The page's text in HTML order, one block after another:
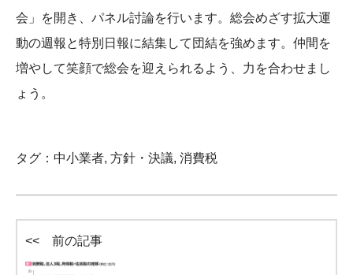
会」を開き、パネル討論を行います。総会めざす拡大運
動の週報と特別日報に結集して団結を強めます。仲間を
増やして笑顔で総会を迎えられるよう、力を合わせまし
ょう。
タグ： 中小業者, 方針・決議, 消費税
<< 前の記事